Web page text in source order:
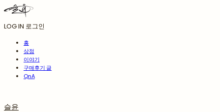
LOG IN 로그인
홈
상점
이야기
구매후기 글
QnA
슬윤